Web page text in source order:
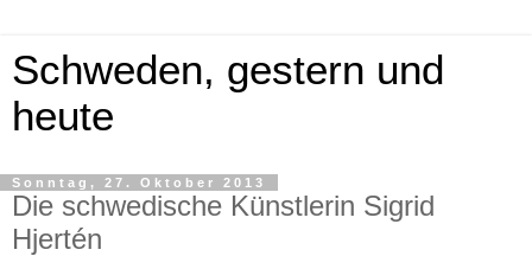
Schweden, gestern und
heute
Sonntag, 27. Oktober 2013
Die schwedische Künstlerin Sigrid
Hjertén